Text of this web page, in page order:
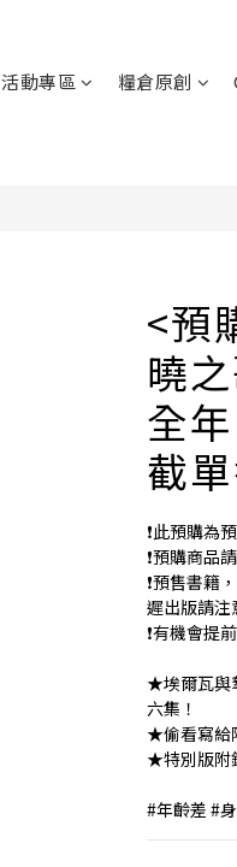
活動專區 糧倉原創
<預
曉
全
截
❗️此預購為
❗️預購商品
❗️預售書籍
遲出版請注
❗️有機會提
★埃爾瓦與
六集！
★偷看寫給
★特別版附
#年齡差 #